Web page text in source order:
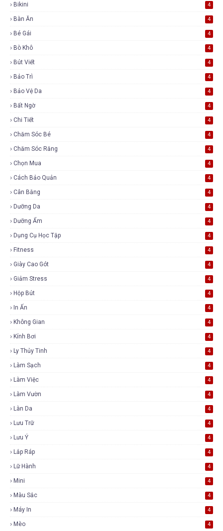
Bikini 4
Bàn Ăn 4
Bé Gái 4
Bò Khô 4
Bút Viết 4
Bảo Trì 4
Bảo Vệ Da 4
Bất Ngờ 4
Chi Tiết 4
Chăm Sóc Bé 4
Chăm Sóc Răng 4
Chọn Mua 4
Cách Bảo Quản 4
Cân Bằng 4
Dưỡng Da 4
Dưỡng Ẩm 4
Dụng Cụ Học Tập 4
Fitness 4
Giày Cao Gót 4
Giảm Stress 4
Hộp Bút 4
In Ấn 4
Không Gian 4
Kính Bơi 4
Ly Thủy Tinh 4
Làm Sạch 4
Làm Việc 4
Làm Vườn 4
Làn Da 4
Lưu Trữ 4
Lưu Ý 4
Lắp Ráp 4
Lữ Hành 4
Mini 4
Màu Sắc 4
Máy In 4
Mèo 4